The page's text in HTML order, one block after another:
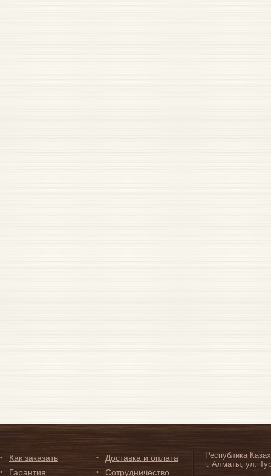
Как заказать
Доставка и оплата
Гарантия
Сотрудничество
Республика
г. Алматы, ул.